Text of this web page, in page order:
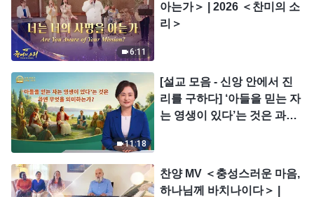
6:11
아는가＞ | 2026 ＜찬미의 소
리＞
11:18
[설교 모음 - 신앙 안에서 진
리를 구하다] ‘아들을 믿는 자
는 영생이 있다’는 것은 과연
찬양 MV ＜충성스러운 마음,
하나님께 바치나이다＞ |